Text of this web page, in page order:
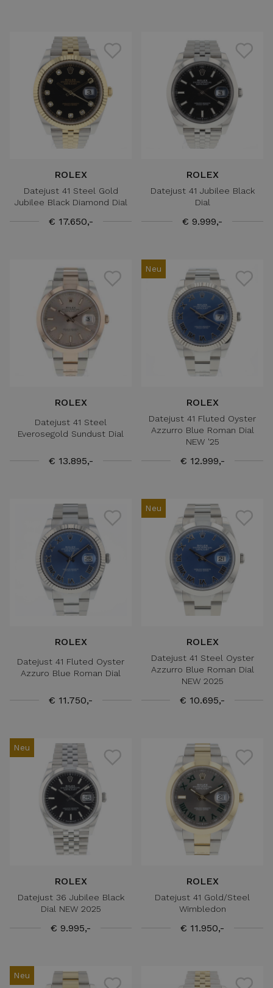
ROLEX
Datejust 41 Steel Gold
Jubilee Black Diamond Dial
€ 17.650,-
ROLEX
Datejust 41 Jubilee Black
Dial
€ 9.999,-
ROLEX
Datejust 41 Steel
Everosegold Sundust Dial
€ 13.895,-
Neu
ROLEX
Datejust 41 Fluted Oyster
Azzurro Blue Roman Dial
NEW '25
€ 12.999,-
ROLEX
Datejust 41 Fluted Oyster
Azzuro Blue Roman Dial
€ 11.750,-
Neu
ROLEX
Datejust 41 Steel Oyster
Azzurro Blue Roman Dial
NEW 2025
€ 10.695,-
Neu
ROLEX
Datejust 36 Jubilee Black
Dial NEW 2025
€ 9.995,-
ROLEX
Datejust 41 Gold/Steel
Wimbledon
€ 11.950,-
Neu